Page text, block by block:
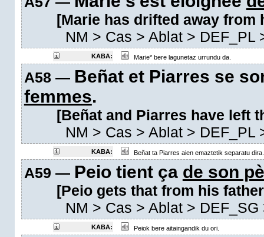
[Marie has drifted away from
NM > Cas > Ablat> DEF_PL
KABA: Marie* bere lagunetaz urrundu da.
A58 — Beñat et Piarres se
femmes.
[Beñat and Piarres have left
NM > Cas > Ablat> DEF_PL
KABA: Beñat ta Piarres aien emaztetik separatu dira.
A59 — Peio tient ça de son
[Peio gets that from his
NM > Cas > Ablat> DEF_SG
KABA: Peiok bere aitaingandik du ori.